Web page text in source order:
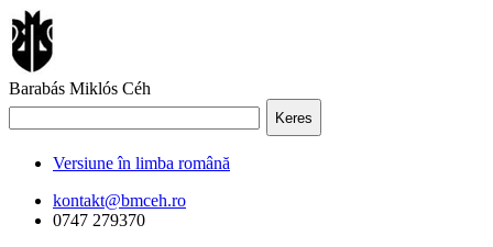
Barabás Miklós Céh
Keres
Versiune în limba română
kontakt@bmceh.ro
0747 279370